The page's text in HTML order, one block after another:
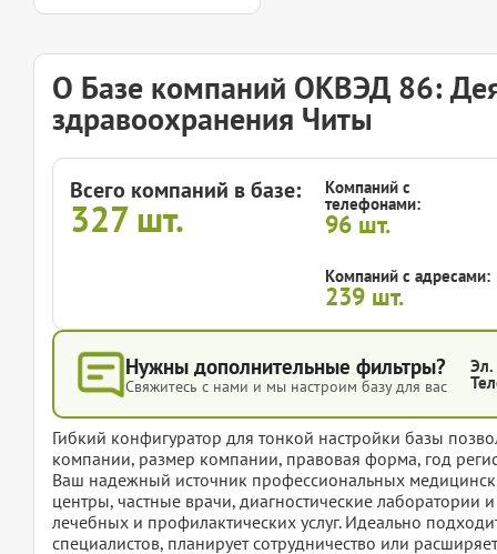
О Базе компаний ОКВЭД 86:
здравоохранения Читы
Всего компаний в базе:
327шт.
Компаний с
телефонами:
96 шт.
Компаний с адресами:
239 шт.
Нужны дополнительные фильтры?
Свяжитесь с нами и мы настроим базу для вас
Эл.
Гибкий конфигуратор для тонкой настройки базы
компании, размер компании, правовая форма, год
Ваш надежный источник профессиональных
центры, частные врачи, диагностические
лечебных и профилактических услуг. Идеально
специалистов, планирует сотрудничество или